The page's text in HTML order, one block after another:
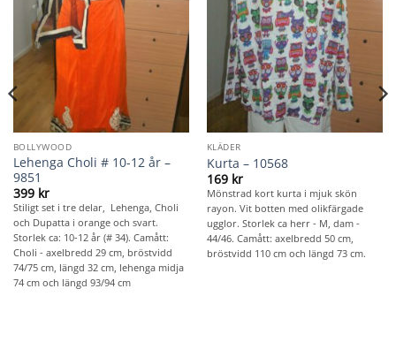
BOLLYWOOD
Lehenga Choli # 10-12 år –
9851
399 kr
Stiligt set i tre delar, Lehenga, Choli
och Dupatta i orange och svart.
Storlek ca: 10-12 år (# 34). Camått:
Choli - axelbredd 29 cm, bröstvidd
74/75 cm, längd 32 cm, lehenga midja
74 cm och längd 93/94 cm
KLÄDER
Kurta – 10568
169 kr
Mönstrad kort kurta i mjuk skön
rayon. Vit botten med olikfärgade
ugglor. Storlek ca herr - M, dam -
44/46. Camått: axelbredd 50 cm,
bröstvidd 110 cm och längd 73 cm.